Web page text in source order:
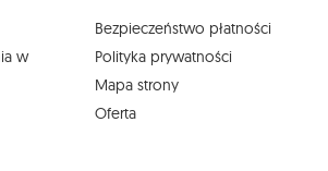
w
Bezpieczeństwo płatności
Polityka prywatności
Mapa strony
Oferta